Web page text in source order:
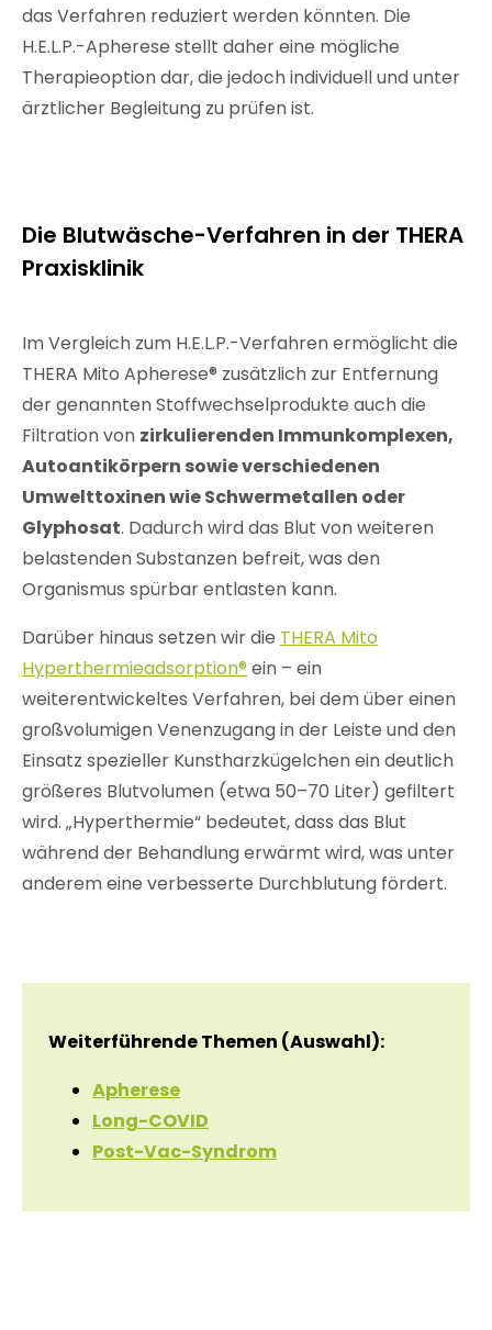
das Verfahren reduziert werden könnten. Die
H.E.L.P.-Apherese stellt daher eine mögliche
Therapieoption dar, die jedoch individuell und unter
ärztlicher Begleitung zu prüfen ist.
Die Blutwäsche-Verfahren in der THERA
Praxisklinik
Im Vergleich zum H.E.L.P.-Verfahren ermöglicht die
THERA Mito Apherese® zusätzlich zur Entfernung
der genannten Stoffwechselprodukte auch die
Filtration von zirkulierenden Immunkomplexen,
Autoantikörpern sowie verschiedenen
Umwelttoxinen wie Schwermetallen oder
Glyphosat. Dadurch wird das Blut von weiteren
belastenden Substanzen befreit, was den
Organismus spürbar entlasten kann.
Darüber hinaus setzen wir die THERA Mito
Hyperthermieadsorption® ein – ein
weiterentwickeltes Verfahren, bei dem über einen
großvolumigen Venenzugang in der Leiste und den
Einsatz spezieller Kunstharzkügelchen ein deutlich
größeres Blutvolumen (etwa 50–70 Liter) gefiltert
wird. „Hyperthermie“ bedeutet, dass das Blut
während der Behandlung erwärmt wird, was unter
anderem eine verbesserte Durchblutung fördert.
Weiterführende Themen (Auswahl):
Apherese
Long-COVID
Post-Vac-Syndrom